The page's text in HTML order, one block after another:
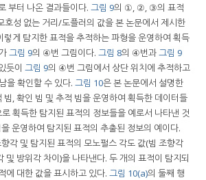
터 나온 결과들이다. 그림 9의 ①, ②, ③의 표적
호성 없는 거리/도플러의 값을 본 논문에서 제시한
렇게 탐지한 표적을 추적하는 파형을 운영하여 획득
그림 9의 ④번 그림이다. 그림 8의 ④번과그림 9
듯이 그림 9의 ④번 그림에서 상단 위치에 추적하고
을 확인할 수 있다. 그림 10은 본 논문에서 설명한
빔, 확인 빔 및 추적 빔을 운영하여 획득한 데이터들
획득한 탐지된 표적의 정보들을 예로서 나타낸 것
운영하여 탐지된 표적의 추출된 정보의 예이다.
각 및 탐지된 표적의 모노펄스 각도 값(빔 조향각
및 방위각 차이)을 나타낸다. 두 개의 표적이 탐지되
에 대한 값을 표시하고 있다. 그림 10(a)의 둘째 행